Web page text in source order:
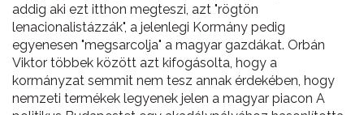
addig aki ezt itthon megteszi, azt "rögtön
lenacionalistázzák", a jelenlegi Kormány pedig
egyenesen "megsarcolja" a magyar gazdákat. Orbán
Viktor többek között azt kifogásolta, hogy a
kormányzat semmit nem tesz annak érdekében, hogy
nemzeti termékek legyenek jelen a magyar piacon A